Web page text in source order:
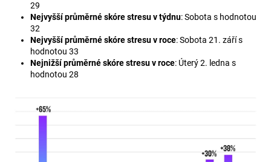
29
Nejvyšší průměrné skóre stresu v týdnu: Sobota s hodnotou
32
Nejvyšší průměrné skóre stresu v roce: Sobota 21. září s
hodnotou 33
Nejnižší průměrné skóre stresu v roce: Úterý 2. ledna s
hodnotou 28